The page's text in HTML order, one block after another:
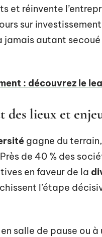
et réinvente
sur
jamais autant
: découvrez le
lieux et
gagne du
de 40 % des
en faveur de la
l’étape
salle de pause ou